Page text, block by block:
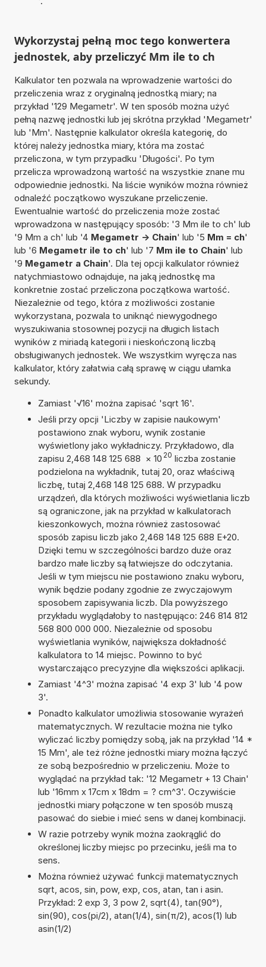
Wykorzystaj pełną moc tego konwertera
jednostek, aby przeliczyć Mm ile to ch
Kalkulator ten pozwala na wprowadzenie wartości do
przeliczenia wraz z oryginalną jednostką miary; na
przykład '129 Megametr'. W ten sposób można użyć
pełną nazwę jednostki lub jej skrótna przykład 'Megametr'
lub 'Mm'. Następnie kalkulator określa kategorię, do
której należy jednostka miary, która ma zostać
przeliczona, w tym przypadku 'Długości'. Po tym
przelicza wprowadzoną wartość na wszystkie znane mu
odpowiednie jednostki. Na liście wyników można również
odnaleźć początkowo wyszukane przeliczenie.
Ewentualnie wartość do przeliczenia może zostać
wprowadzona w następujący sposób: '3 Mm ile to ch' lub
'9 Mm a ch' lub '4 Megametr -> Chain' lub '5 Mm = ch'
lub '6 Megametr ile to ch' lub '7 Mm ile to Chain' lub
'9 Megametr a Chain'. Dla tej opcji kalkulator również
natychmiastowo odnajduje, na jaką jednostkę ma
konkretnie zostać przeliczona początkowa wartość.
Niezależnie od tego, która z możliwości zostanie
wykorzystana, pozwala to uniknąć niewygodnego
wyszukiwania stosownej pozycji na długich listach
wyników z miriadą kategorii i nieskończoną liczbą
obsługiwanych jednostek. We wszystkim wyręcza nas
kalkulator, który załatwia całą sprawę w ciągu ułamka
sekundy.
Zamiast '√16' można zapisać 'sqrt 16'.
Jeśli przy opcji 'Liczby w zapisie naukowym'
postawiono znak wyboru, wynik zostanie
wyświetlony jako wykładniczy. Przykładowo, dla
zapisu 2,468 148 125 688 × 10 20 liczba zostanie
podzielona na wykładnik, tutaj 20, oraz właściwą
liczbę, tutaj 2,468 148 125 688. W przypadku
urządzeń, dla których możliwości wyświetlania liczb
są ograniczone, jak na przykład w kalkulatorach
kieszonkowych, można również zastosować
sposób zapisu liczb jako 2,468 148 125 688 E+20.
Dzięki temu w szczególności bardzo duże oraz
bardzo małe liczby są łatwiejsze do odczytania.
Jeśli w tym miejscu nie postawiono znaku wyboru,
wynik będzie podany zgodnie ze zwyczajowym
sposobem zapisywania liczb. Dla powyższego
przykładu wyglądałoby to następująco: 246 814 812
568 800 000 000. Niezależnie od sposobu
wyświetlania wyników, największa dokładność
kalkulatora to 14 miejsc. Powinno to być
wystarczająco precyzyjne dla większości aplikacji.
Zamiast '4^3' można zapisać '4 exp 3' lub '4 pow
3'.
Ponadto kalkulator umożliwia stosowanie wyrażeń
matematycznych. W rezultacie można nie tylko
wyliczać liczby pomiędzy sobą, jak na przykład '14 *
15 Mm', ale też różne jednostki miary można łączyć
ze sobą bezpośrednio w przeliczeniu. Może to
wyglądać na przykład tak: '12 Megametr + 13 Chain'
lub '16mm x 17cm x 18dm = ? cm^3'. Oczywiście
jednostki miary połączone w ten sposób muszą
pasować do siebie i mieć sens w danej kombinacji.
W razie potrzeby wynik można zaokrąglić do
określonej liczby miejsc po przecinku, jeśli ma to
sens.
Można również używać funkcji matematycznych
sqrt, acos, sin, pow, exp, cos, atan, tan i asin.
Przykład: 2 exp 3, 3 pow 2, sqrt(4), tan(90°),
sin(90), cos(pi/2), atan(1/4), sin(π/2), acos(1) lub
asin(1/2)